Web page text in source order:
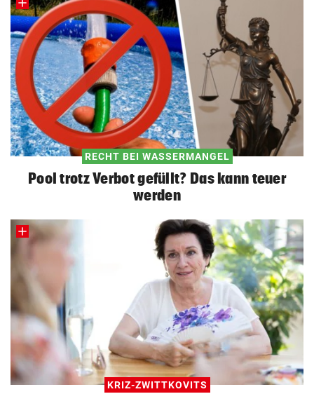
RECHT BEI WASSERMANGEL
Pool trotz Verbot gefüllt? Das kann teuer
werden
KRIZ-ZWITTKOVITS